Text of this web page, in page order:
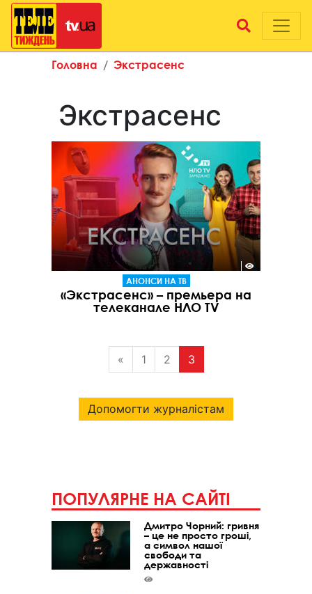
Головна Экстрасенс
Экстрасенс
АНОНСИ НА ТВ
«Экстрасенс» – премьера на
телеканале НЛО TV
« 1 2 3
Допомогти журналістам
ПОПУЛЯРНЕ НА САЙТІ
Дмитро Чорний: гривня
– це не просто гроші,
а символ нашої
свободи та
державності